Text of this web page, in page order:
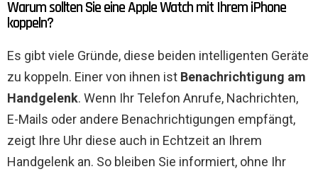
Warum sollten Sie eine Apple Watch mit Ihrem iPhone
koppeln?
Es gibt viele Gründe, diese beiden intelligenten Geräte
zu koppeln. Einer von ihnen ist Benachrichtigung am
Handgelenk. Wenn Ihr Telefon Anrufe, Nachrichten,
E-Mails oder andere Benachrichtigungen empfängt,
zeigt Ihre Uhr diese auch in Echtzeit an Ihrem
Handgelenk an. So bleiben Sie informiert, ohne Ihr